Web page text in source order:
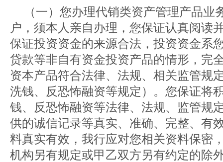
（一）您办理代销类资产管理产品业
户，须本人亲自办理，您保证认真阅读
保证投资资金的来源合法，投资资金系
贷款等非自有资金投资产品的情形，完
资本产品符合法律、法规、相关监管规
洗钱、反恐怖融资等规定）。您保证将
钱、反恐怖融资等法律、法规、监管规
供的诚信记录等真实、准确、完整、有
料真实有效，我行应对您相关资料保密
机构另有规定或甲乙双方另有约定的除